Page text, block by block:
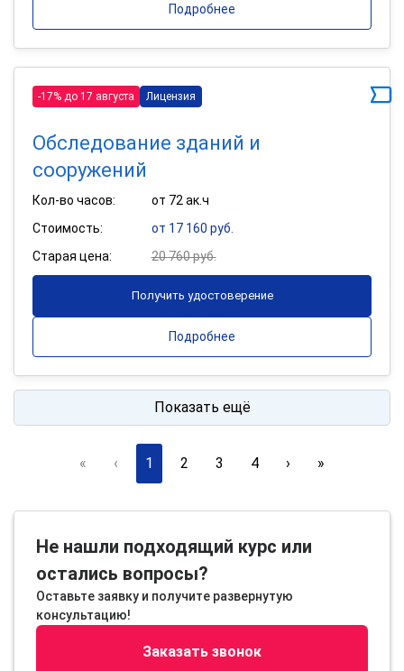
Подробнее
-17% до 17 августа Лицензия
Обследование зданий и
сооружений
Кол-во часов:
от 72 ак.ч
Стоимость:
от 17 160 руб.
Старая цена:
20 760 руб.
Получить удостоверение
Подробнее
Показать ещё
« ‹ 1 2 3 4 › »
Не нашли подходящий курс или
остались вопросы?
Оставьте заявку и получите развернутую
консультацию!
Заказать звонок